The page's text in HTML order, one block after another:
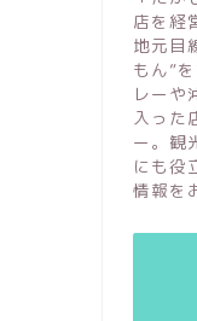
店を経
地元目
もん”
レーや
入った
ー。観
にも役
情報を